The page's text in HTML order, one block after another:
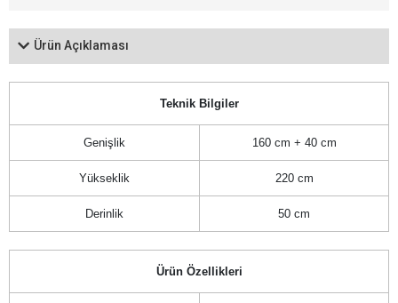
Ürün Açıklaması
Teknik Bilgiler
Genişlik 160 cm + 40 cm
Yükseklik 220 cm
Derinlik 50 cm
Ürün Özellikleri